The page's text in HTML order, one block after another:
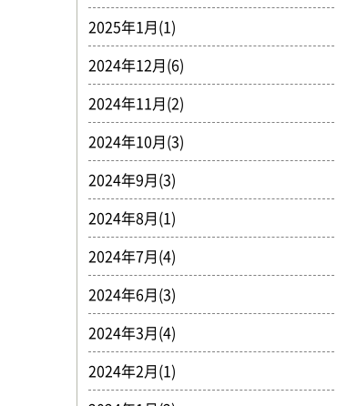
2025年1月(1)
2024年12月(6)
2024年11月(2)
2024年10月(3)
2024年9月(3)
2024年8月(1)
2024年7月(4)
2024年6月(3)
2024年3月(4)
2024年2月(1)